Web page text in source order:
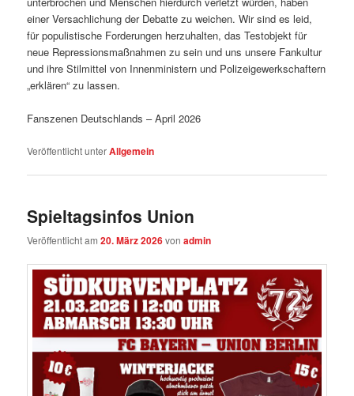
einer Versachlichung der Debatte zu weichen. Wir sind es leid,
für populistische Forderungen herzuhalten, das Testobjekt für
neue Repressionsmaßnahmen zu sein und uns unsere Fankultur
und ihre Stilmittel von Innenministern und Polizeigewerkschaftern
„erklären“ zu lassen.
Fanszenen Deutschlands – April 2026
Veröffentlicht unterAllgemein
Spieltagsinfos Union
Veröffentlicht am20. März 2026vonadmin